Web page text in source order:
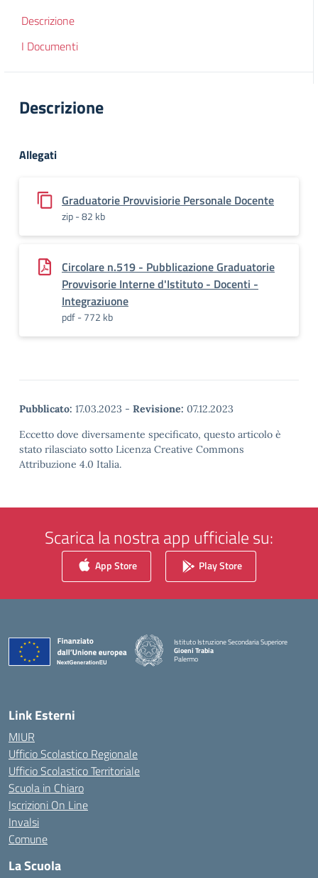
Descrizione
I Documenti
Descrizione
Allegati
Graduatorie Provvisiorie Personale Docente
zip - 82 kb
Circolare n.519 - Pubblicazione Graduatorie
Provvisorie Interne d'Istituto - Docenti -
Integraziuone
pdf - 772 kb
Pubblicato: 17.03.2023 - Revisione: 07.12.2023
Eccetto dove diversamente specificato, questo articolo è
stato rilasciato sotto Licenza Creative Commons
Attribuzione 4.0 Italia.
Scarica la nostra app ufficiale su:
App Store Play Store
Istituto Istruzione Secondaria Superiore
Gioeni Trabia
Palermo
Link Esterni
MIUR
Ufficio Scolastico Regionale
Ufficio Scolastico Territoriale
Scuola in Chiaro
Iscrizioni On Line
Invalsi
Comune
La Scuola